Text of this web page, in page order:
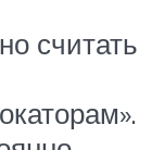
считать